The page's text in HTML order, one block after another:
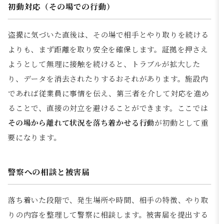
初動対応（その場での行動）
盗撮に気づいた直後は、その場で相手とやり取りを続ける
よりも、まず距離を取り安全を確保します。証拠を押さえ
ようとして無理に接触を続けると、トラブルが拡大した
り、データを消去されたりするおそれがあります。施設内
であれば従業員に事情を伝え、第三者を介して対応を進め
ることで、直接の対立を避けることができます。ここでは
その場から離れて状況を落ち着かせる行動が初動として重
要になります。
警察への相談と被害届
落ち着いた段階で、発生場所や時間、相手の特徴、やり取
りの内容を整理して警察に相談します。被害届を提出する